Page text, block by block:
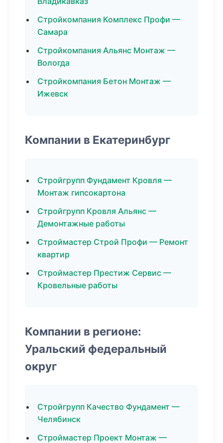
Стройкомпания Комплекс Профи —
Самара
Стройкомпания Альянс Монтаж —
Вологда
Стройкомпания Бетон Монтаж —
Ижевск
Компании в Екатеринбург
Стройгрупп Фундамент Кровля —
Монтаж гипсокартона
Стройгрупп Кровля Альянс —
Демонтажные работы
Строймастер Строй Профи — Ремонт
квартир
Строймастер Престиж Сервис —
Кровельные работы
Компании в регионе:
Уральский федеральный
округ
Стройгрупп Качество Фундамент —
Челябинск
Строймастер Проект Монтаж —